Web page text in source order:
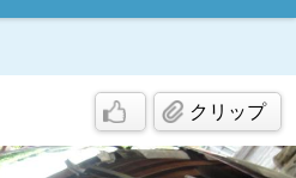
クリップ